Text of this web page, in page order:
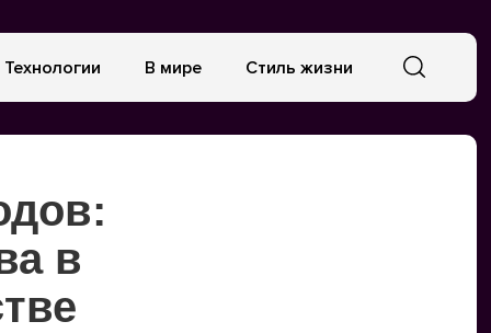
Технологии В мире Стиль жизни
в